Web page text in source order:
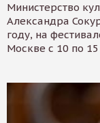
Министерство
Александра
году, на
Москве с 10 по